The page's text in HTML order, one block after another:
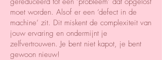
moet worden. Alsof er een ‘defect in de
machine’ zit. Dit miskent de complexiteit van
jouw ervaring en ondermijnt je
zelfvertrouwen. Je bent niet kapot, je bent
gewoon nieuw!